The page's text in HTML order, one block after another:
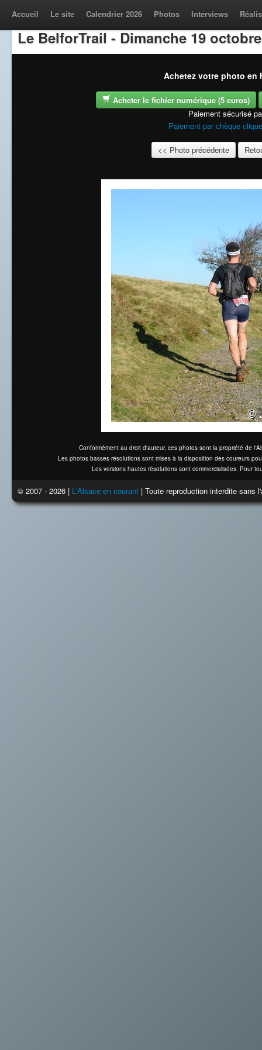
Accueil Le site Calendrier 2026 Photos Interviews
Le BelforTrail - Dimanche 19
Achetez votre photo en
Acheter le fichier numérique (5 euros)
Paiement sécurisé
Paiement par chèque
<< Photo précédente
Conformément au droit d'auteur, ces photos sont la propriété de
Les photos basses résolutions sont mises à la disposition des coureurs
Les versions hautes résolutions sont commercialisées. Pour
© 2007 - 2026 | L'Alsace en courant | Toute reproduction interdite sans